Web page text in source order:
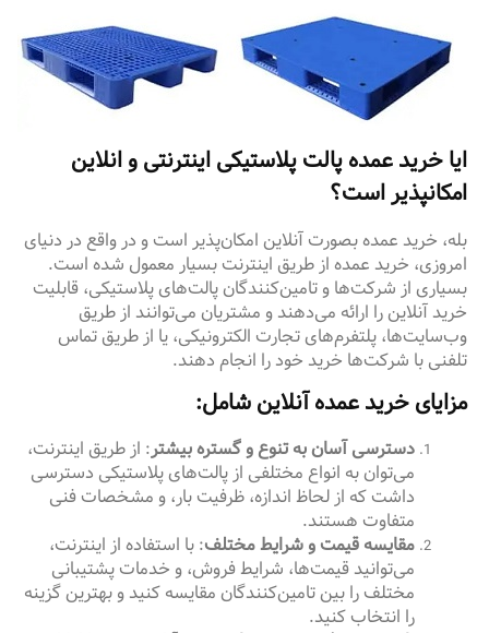
ایا خرید عمده پالت پلاستیکی اینترنتی و انلاین
امکانپذیر است؟
بله، خرید عمده بصورت آنلاین امکان‌پذیر است و در واقع در دنیای
امروزی، خرید عمده از طریق اینترنت بسیار معمول شده است.
بسیاری از شرکت‌ها و تامین‌کنندگان پالت‌های پلاستیکی، قابلیت
خرید آنلاین را ارائه می‌دهند و مشتریان می‌توانند از طریق
وب‌سایت‌ها، پلتفرم‌های تجارت الکترونیکی، یا از طریق تماس
تلفنی با شرکت‌ها خرید خود را انجام دهند.
مزایای خرید عمده آنلاین شامل:
دسترسی آسان به تنوع و گستره بیشتر: از طریق اینترنت،
می‌توان به انواع مختلفی از پالت‌های پلاستیکی دسترسی
داشت که از لحاظ اندازه، ظرفیت بار، و مشخصات فنی
متفاوت هستند.
مقایسه قیمت و شرایط مختلف: با استفاده از اینترنت،
می‌توانید قیمت‌ها، شرایط فروش، و خدمات پشتیبانی
مختلف را بین تامین‌کنندگان مقایسه کنید و بهترین گزینه
را انتخاب کنید.